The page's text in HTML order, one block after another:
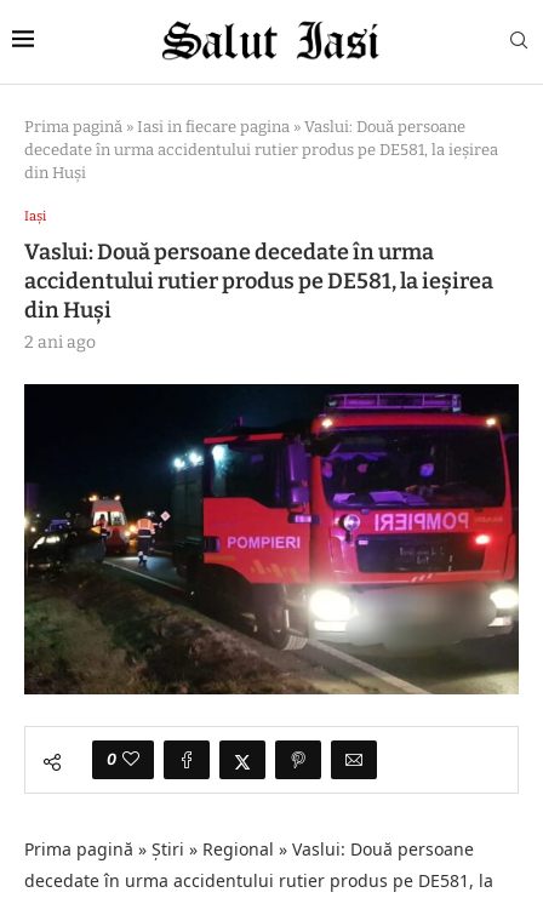
Prima pagină » Iasi in fiecare pagina » Vaslui: Două persoane
decedate în urma accidentului rutier produs pe DE581, la ieşirea
din Huşi
Iași
Vaslui: Două persoane decedate în urma
accidentului rutier produs pe DE581, la ieşirea
din Huşi
2 ani ago
0
Prima pagină » Știri » Regional » Vaslui: Două persoane
decedate în urma accidentului rutier produs pe DE581, la